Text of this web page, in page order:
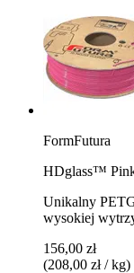
FormFutura
HDglass™
Unikalny
wysokiej
156,00 zł
(208,00 zł / kg)